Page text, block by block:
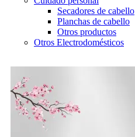
Secadores de cabello
Planchas de cabello
Otros productos
Otros Electrodomésticos